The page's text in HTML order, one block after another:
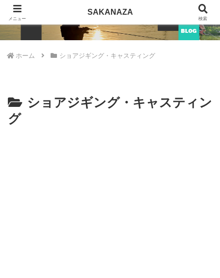
SAKANAZA
ホーム ショアジギング・キャスティング
ショアジギング・キャスティン
グ
メニュー
SAKANAZA
検索